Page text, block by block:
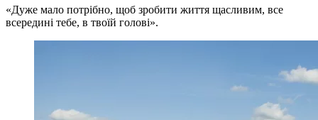
«Дуже мало потрібно, щоб зробити життя щасливим, все
всередині тебе, в твоїй голові».